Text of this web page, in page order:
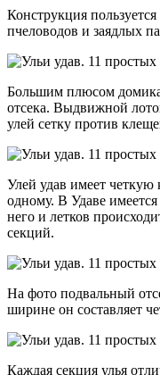
Конструкция
пчеловодов и заядлых
Большим плюсом домика
отсека. Выдвижной
улей сетку против
Улей удав имеет
одному. В Удаве
него и летков
секций.
На фото подвальный
ширине он составляет
Каждая секция улья